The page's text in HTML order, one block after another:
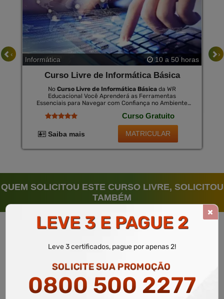
Informática 10 a 50 horas
Curso Livre de Informática Básica
No Curso Livre de Informática Básica da WR
Educacional Você Aprenderá as Ferramentas
Essenciais para Navegar com Confiança no Ambiente
Conceitos de Computação e Internet, Ensinando Desde
o Manuseio Básico do Computador até a Aplicação de
Programas Mais Utilizados no Mercado de Trabalho. no
Final, Você Pode Adquirir Um Certificado Opcional
Curso Gratuito
Saiba mais MATRICULAR
‹ ›
QUEM SOLICITOU ESTE CURSO LIVRE, SOLICITOU
TAMBÉM
LEVE 3 E PAGUE 2
Leve 3 certificados, pague por apenas 2!
SOLICITE SUA PROMOÇÃO
0800 500 2277